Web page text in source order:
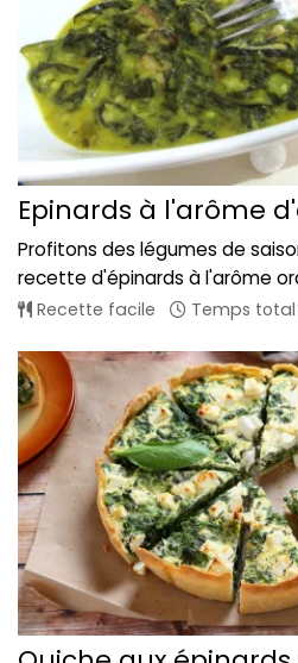
Epinards à l'arôme
Profitons des légumes de
recette d'épinards à l'arôme
Recette facile Temps total